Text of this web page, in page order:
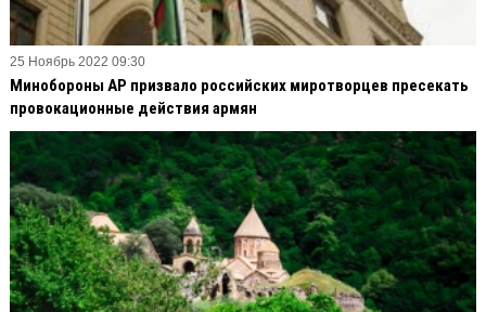
25 Ноябрь 2022 09:30
Минобороны АР призвало российских миротворцев пресекать
провокационные действия армян